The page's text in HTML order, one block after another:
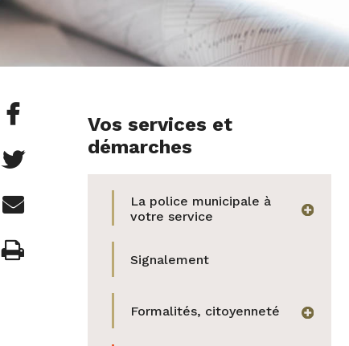
Partager
cette
sur
Facebook
Partager
cette
page
sur
Partager
Imprimer
Vos services et
démarches
La police municipale à
votre service
afficher
Signalement
Formalités, citoyenneté